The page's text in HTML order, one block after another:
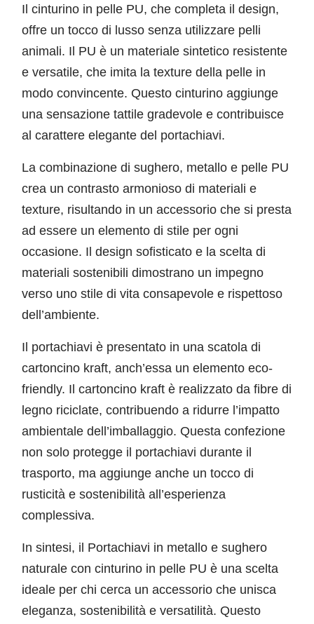
Il cinturino in pelle PU, che completa il design,
offre un tocco di lusso senza utilizzare pelli
animali. Il PU è un materiale sintetico resistente
e versatile, che imita la texture della pelle in
modo convincente. Questo cinturino aggiunge
una sensazione tattile gradevole e contribuisce
al carattere elegante del portachiavi.
La combinazione di sughero, metallo e pelle PU
crea un contrasto armonioso di materiali e
texture, risultando in un accessorio che si presta
ad essere un elemento di stile per ogni
occasione. Il design sofisticato e la scelta di
materiali sostenibili dimostrano un impegno
verso uno stile di vita consapevole e rispettoso
dell’ambiente.
Il portachiavi è presentato in una scatola di
cartoncino kraft, anch’essa un elemento eco-
friendly. Il cartoncino kraft è realizzato da fibre di
legno riciclate, contribuendo a ridurre l’impatto
ambientale dell’imballaggio. Questa confezione
non solo protegge il portachiavi durante il
trasporto, ma aggiunge anche un tocco di
rusticità e sostenibilità all’esperienza
complessiva.
In sintesi, il Portachiavi in metallo e sughero
naturale con cinturino in pelle PU è una scelta
ideale per chi cerca un accessorio che unisca
eleganza, sostenibilità e versatilità. Questo